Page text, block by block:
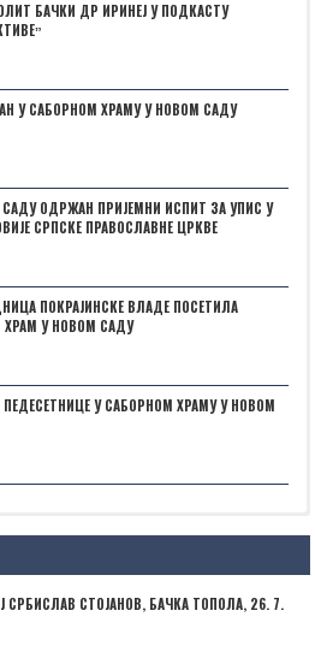
БАЧКИ ДР ИРИНЕЈ У ПОДКАСТУ
У САБОРНОМ ХРАМУ У НОВОМ САДУ
ОДРЖАН ПРИЈЕМНИ ИСПИТ ЗА УПИС У
СРПСКЕ ПРАВОСЛАВНЕ ЦРКВЕ
ПОКРАЈИНСКЕ ВЛАДЕ ПОСЕТИЛА
ХРАМ У НОВОМ САДУ
ПЕДЕСЕТНИЦЕ У САБОРНОМ ХРАМУ У НОВОМ
СРБИСЛАВ СТОЈАНОВ, БАЧКА ТОПОЛА, 26. 7.